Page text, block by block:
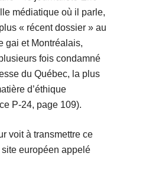
médiatique où il parle,
« récent dossier » au
gai et Montréalais,
fois condamné
du Québec, la plus
d’éthique
P-24, page 109).
à transmettre ce
européen appelé